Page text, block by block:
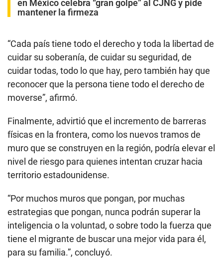
en México celebra “gran golpe” al CJNG y pide
mantener la firmeza
“Cada país tiene todo el derecho y toda la libertad de
cuidar su soberanía, de cuidar su seguridad, de
cuidar todas, todo lo que hay, pero también hay que
reconocer que la persona tiene todo el derecho de
moverse”, afirmó.
Finalmente, advirtió que el incremento de barreras
físicas en la frontera, como los nuevos tramos de
muro que se construyen en la región, podría elevar el
nivel de riesgo para quienes intentan cruzar hacia
territorio estadounidense.
“Por muchos muros que pongan, por muchas
estrategias que pongan, nunca podrán superar la
inteligencia o la voluntad, o sobre todo la fuerza que
tiene el migrante de buscar una mejor vida para él,
para su familia.”, concluyó.